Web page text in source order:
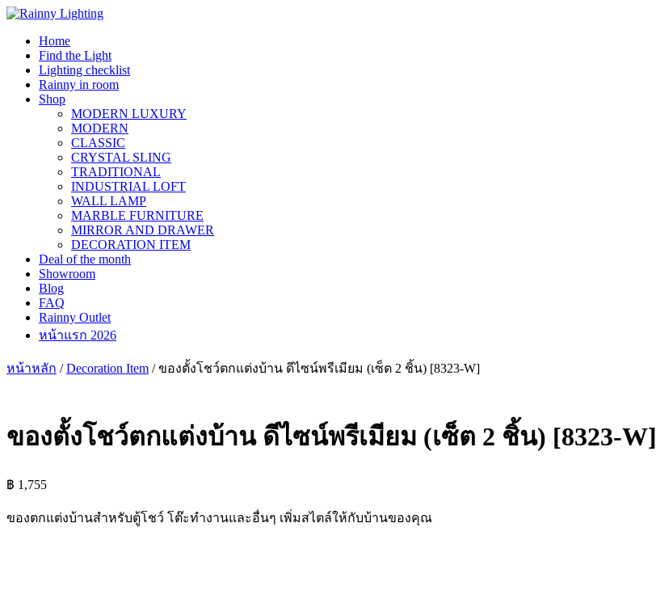
Skip
contentHome
Find the Light
Lighting checklist
Rainny in room
Shop
MODERN LUXURY
MODERN
CLASSIC
CRYSTAL SLING
TRADITIONAL
INDUSTRIAL LOFT
WALL LAMP
MARBLE FURNITURE
MIRROR AND DRAWER
DECORATION ITEM
Deal of the month
Showroom
Blog
FAQ
Rainny Outlet
หน้าแรก 2026
หน้าหลัก /Decoration Item / ของตั้งโชว์ตกแต่งบ้าน ดีไซน์พรีเมียม (เซ็ต 2 ชิ้น) [8323-W]
ของตั้งโชว์ตกแต่งบ้าน ดีไซน์พรีเมียม (เซ็ต 2 ชิ้น) [8323-W]
฿ 1,755
ของตกแต่งบ้านสำหรับตู้โชว์ โต๊ะทำงานและอื่นๆ เพิ่มสไตล์ให้กับบ้านของคุณ